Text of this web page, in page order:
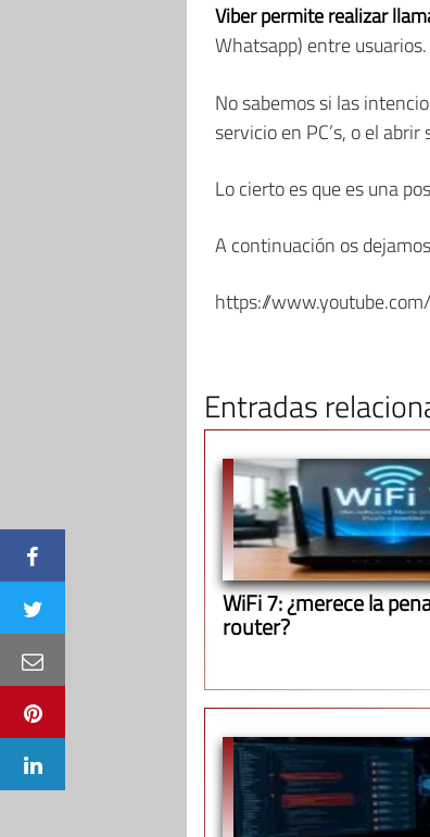
Viber permite realizar
Whatsapp) entre usuarios.
No sabemos si las
servicio en PC’s, o el
Lo cierto es que es una
A continuación os
https://
Entradas
WiFi 7: ¿merece la
router?